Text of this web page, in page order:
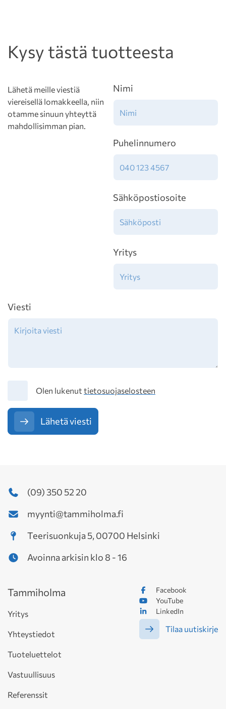
Kysy tästä tuotteesta
Lähetä meille viestiä
viereisellä lomakkeella, niin
otamme sinuun yhteyttä
mahdollisimman pian.
Nimi
Puhelinnumero
Sähköpostiosoite
Yritys
Viesti
TietosuojaOlen lukenut tietosuojaselosteen
Lähetä viesti
(09) 350 52 20
myynti@tammiholma.fi
Teerisuonkuja 5, 00700 Helsinki
Avoinna arkisin klo 8 - 16
Facebook
YouTube
LinkedIn
Tilaa uutiskirje
Tammiholma
Yritys
Yhteystiedot
Tuoteluettelot
Vastuullisuus
Referenssit